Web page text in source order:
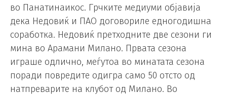
во Панатинаикос. Грчките медиуми објавија
дека Недовиќ и ПАО договориле едногодишна
соработка. Недовиќ претходните две сезони ги
мина во Арамани Милано. Првата сезона
играше одлично, меѓутоа во минатата сезона
поради повредите одигра само 50 отсто од
натпреварите на клубот од Милано. Во